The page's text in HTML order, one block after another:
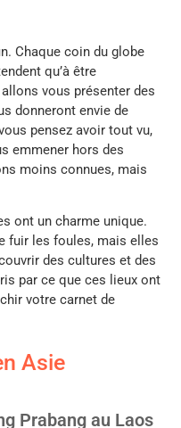
Chaque coin du globe
qu’à être
vous présenter des
donneront envie de
pensez avoir tout vu,
emmener hors des
moins connues, mais
ont un charme unique.
fuir les foules, mais elles
des cultures et des
par ce que ces lieux ont
votre carnet de
Asie
Prabang au Laos